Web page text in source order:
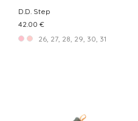
D.D. Step
42.00 €
26, 27, 28, 29, 30, 31